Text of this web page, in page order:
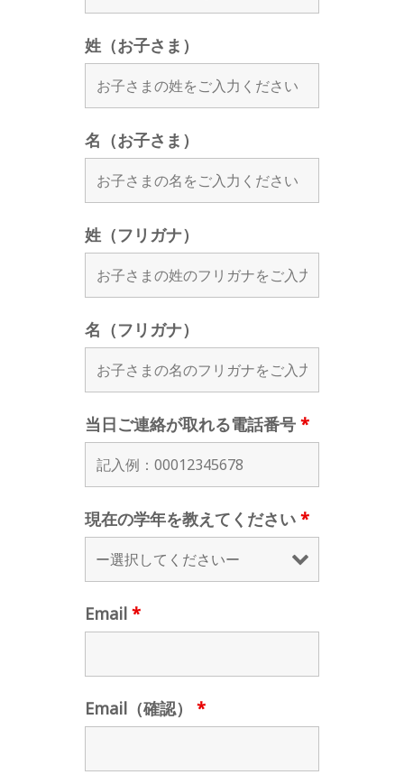
姓（お子さま）
名（お子さま）
姓（フリガナ）
名（フリガナ）
当日ご連絡が取れる電話番号 *
現在の学年を教えてください *
Email *
Email（確認） *